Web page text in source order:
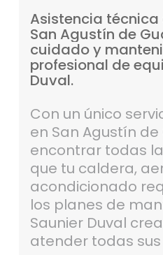
Asistencia técnica
San Agustín de
cuidadoy
profesional de
Duval.
Con un único
en San Agustín
encontrar todas
que tu caldera,
acondicionado
los planes de
Saunier Duval
atender todas